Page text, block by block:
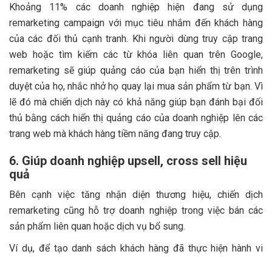
Khoảng 11% các doanh nghiệp hiện đang sử dụng
remarketing campaign với mục tiêu nhắm đến khách hàng
của các đối thủ cạnh tranh. Khi người dùng truy cập trang
web hoặc tìm kiếm các từ khóa liên quan trên Google,
remarketing sẽ giúp quảng cáo của bạn hiển thị trên trình
duyệt của họ, nhắc nhở họ quay lại mua sản phẩm từ bạn. Vì
lẽ đó mà chiến dịch này có khả năng giúp bạn đánh bại đối
thủ bằng cách hiển thị quảng cáo của doanh nghiệp lên các
trang web mà khách hàng tiềm năng đang truy cập.
6. Giúp doanh nghiệp upsell, cross sell hiệu
quả
Bên cạnh việc tăng nhận diện thương hiệu, chiến dịch
remarketing cũng hỗ trợ doanh nghiệp trong việc bán các
sản phẩm liên quan hoặc dịch vụ bổ sung.
Ví dụ, để tạo danh sách khách hàng đã thực hiện hành vi